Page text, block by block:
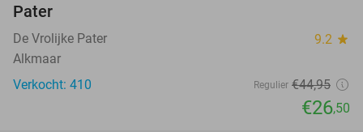
Pater
De Vrolijke Pater 9.2 star
Alkmaar
Verkocht: 410
Regulier €44,95
€26,50